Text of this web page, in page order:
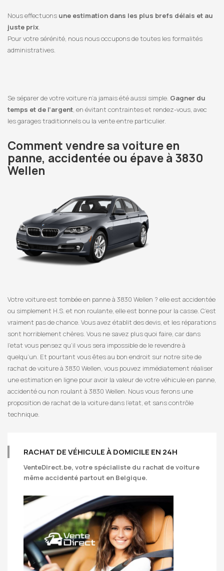
Nous effectuons une estimation dans les plus brefs délais et au
juste prix.
Pour votre sérénité, nous nous occupons de toutes les formalités
administratives.
Se séparer de votre voiture n’a jamais été aussi simple. Gagner du
temps et de l’argent, en évitant contraintes et rendez-vous, avec
les garages traditionnels ou la vente entre particulier.
Comment vendre sa voiture en
panne, accidentée ou épave à 3830
Wellen
Votre voiture est tombée en panne à 3830 Wellen ? elle est accidentée
ou simplement H.S. et non roulante, elle est bonne pour la casse. C’est
vraiment pas de chance. Vous avez établit des devis, et les réparations
sont horriblement chères. Vous ne savez plus quoi faire, car dans
l’etat vous pensez qu’il vous sera impossible de le revendre à
quelqu’un. Et pourtant vous êtes au bon endroit sur notre site de
rachat de voiture à 3830 Wellen, vous pouvez immédiatement réaliser
une estimation en ligne pour avoir la valeur de votre véhicule en panne,
accidenté ou non roulant à 3830 Wellen. Nous vous ferons une
proposition de rachat de la voiture dans l’etat, et sans contrôle
technique.
RACHAT DE VÉHICULE À DOMICILE EN 24H
VenteDirect.be, votre spécialiste du rachat de voiture
même accidenté partout en Belgique.